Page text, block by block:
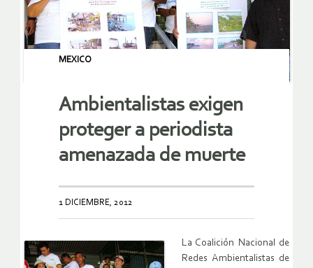
MEXICO
Ambientalistas exigen
proteger a periodista
amenazada de muerte
1 DICIEMBRE, 2012
La Coalición Nacional de
Redes Ambientalistas de